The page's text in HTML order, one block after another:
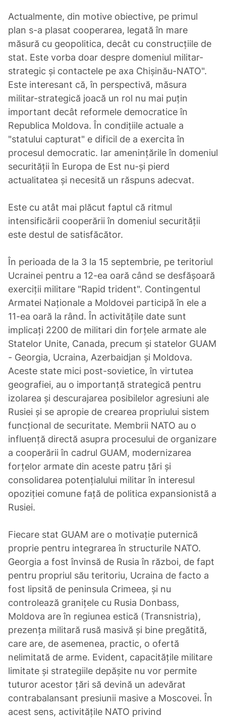
Actualmente, din motive obiective, pe primul
plan s-a plasat cooperarea, legată în mare
măsură cu geopolitica, decât cu construcțiile de
stat. Este vorba doar despre domeniul militar-
strategic și contactele pe axa Chișinău-NATO".
Este interesant că, în perspectivă, măsura
militar-strategică joacă un rol nu mai puțin
important decât reformele democratice în
Republica Moldova. În condițiile actuale a
"statului capturat" e dificil de a exercita în
procesul democratic. Iar amenințările în domeniul
securității în Europa de Est nu-și pierd
actualitatea și necesită un răspuns adecvat.
Este cu atât mai plăcut faptul că ritmul
intensificării cooperării în domeniul securității
este destul de satisfăcător.
În perioada de la 3 la 15 septembrie, pe teritoriul
Ucrainei pentru a 12-ea oară când se desfășoară
exerciții militare "Rapid trident". Contingentul
Armatei Naționale a Moldovei participă în ele a
11-ea oară la rând. În activitățile date sunt
implicați 2200 de militari din forțele armate ale
Statelor Unite, Canada, precum și statelor GUAM
- Georgia, Ucraina, Azerbaidjan și Moldova.
Aceste state mici post-sovietice, în virtutea
geografiei, au o importanță strategică pentru
izolarea și descurajarea posibilelor agresiuni ale
Rusiei și se apropie de crearea propriului sistem
funcțional de securitate. Membrii NATO au o
influență directă asupra procesului de organizare
a cooperării în cadrul GUAM, modernizarea
forțelor armate din aceste patru țări și
consolidarea potențialului militar în interesul
opoziției comune față de politica expansionistă a
Rusiei.
Fiecare stat GUAM are o motivație puternică
proprie pentru integrarea în structurile NATO.
Georgia a fost învinsă de Rusia în război, de fapt
pentru propriul său teritoriu, Ucraina de facto a
fost lipsită de peninsula Crimeea, și nu
controlează granițele cu Rusia Donbass,
Moldova are în regiunea estică (Transnistria),
prezența militară rusă masivă și bine pregătită,
care are, de asemenea, practic, o ofertă
nelimitată de arme. Evident, capacitățile militare
limitate și strategiile depășite nu vor permite
tuturor acestor țări să devină un adevărat
contrabalansant presiunii masive a Moscovei. În
acest sens, activitățile NATO privind